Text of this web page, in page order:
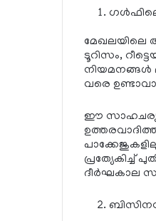
മേഖലയിലെ
ടൂറിസം,
നിയമനങ്ങൾ
വരെ
ഈ
ദീർഘകാല